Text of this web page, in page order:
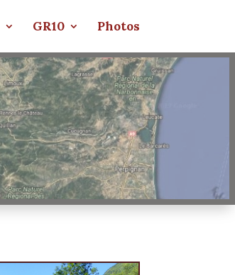
GR10 Photos